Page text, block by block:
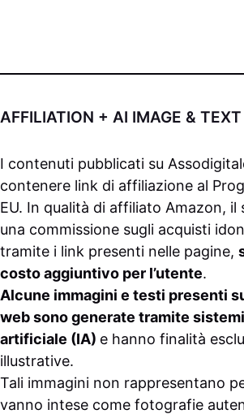
AFFILIATION + AI IMAGE & TEXT
I contenuti pubblicati su
contenere link di affiliazione al
EU. In qualità di affiliato Amazon, il
una commissione sugli acquisti
tramite i link presenti nelle pagine,
costo aggiuntivo per l’utente.
Alcune immagini e testi presenti
web sono generate tramite
artificiale (IA) e hanno finalità
illustrative.
Tali immagini non rappresentano
vanno intese come fotografie